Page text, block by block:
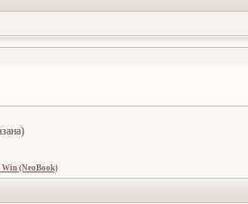
Win (NeoBook)